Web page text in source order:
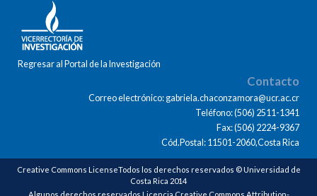
Regresar al Portal de la Investigación
Contacto
Correo electrónico: gabriela.chaconzamora@ucr.ac.cr
Teléfono: (506) 2511-1341
Fax: (506) 2224-9367
Cód.Postal: 11501-2060,Costa Rica
Creative Commons LicenseTodos los derechos reservados © Universidad de
Costa Rica 2014